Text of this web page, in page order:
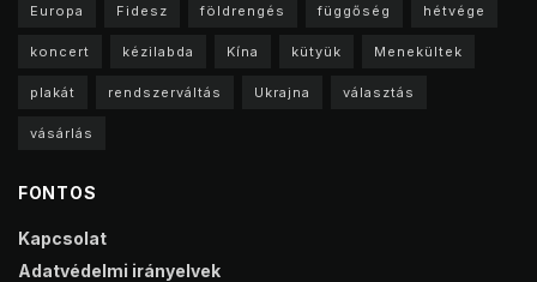
Europa Fidesz földrengés függőség hétvége
koncert kézilabda Kína kütyük Menekültek
plakát rendszerváltás Ukrajna választás
vásárlás
FONTOS
Kapcsolat
Adatvédelmi irányelvek